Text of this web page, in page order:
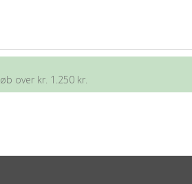
over kr. 1.250 kr.